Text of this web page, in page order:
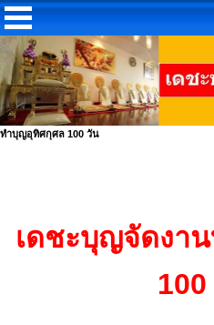
ทำบุญอุทิศกุศล 100 วัน
เดชะบุญจัดงา